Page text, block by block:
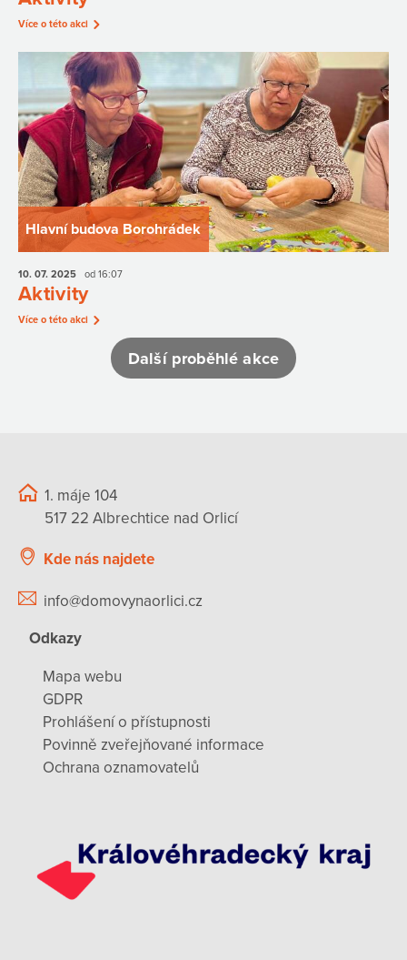
Více o této akci
Hlavní budova Borohrádek
10. 07. 2025 od 16:07
Aktivity
Více o této akci
Další proběhlé akce
1. máje 104
517 22 Albrechtice nad Orlicí
Kde nás najdete
info@domovynaorlici.cz
Odkazy
Mapa webu
GDPR
Prohlášení o přístupnosti
Povinně zveřejňované informace
Ochrana oznamovatelů